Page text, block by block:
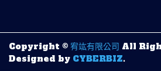
Copyright © 宥竑有限公司 All
Designed by CYBERBIZ.